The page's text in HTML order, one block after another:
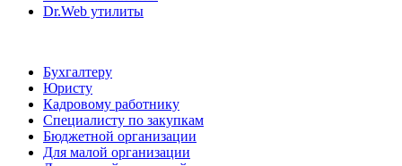
Dr.Web утилиты
Бухгалтеру
Юристу
Кадровому работнику
Специалисту по закупкам
Бюджетной организации
Для малой организации